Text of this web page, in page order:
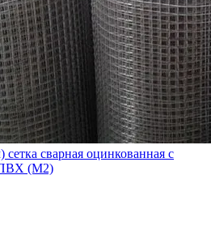
сварная оцинкованная с
ПВХ (М2)